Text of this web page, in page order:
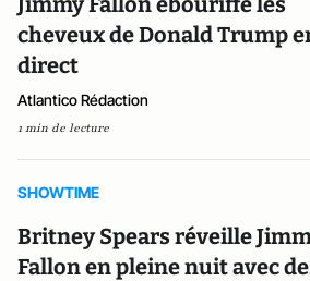
cheveux de Donald Trump
direct
Atlantico Rédaction
1 min de lecture
SHOWTIME
Britney Spears réveille
Fallon en pleine nuit avec